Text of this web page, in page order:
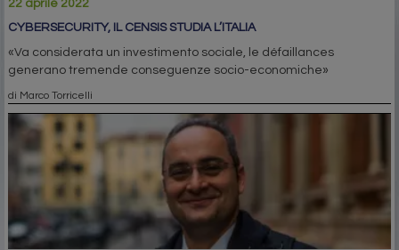
22 aprile 2022
CYBERSECURITY, IL CENSIS STUDIA L’ITALIA
«Va considerata un investimento sociale, le défaillances
generano tremende conseguenze socio-economiche»
di Marco Torricelli